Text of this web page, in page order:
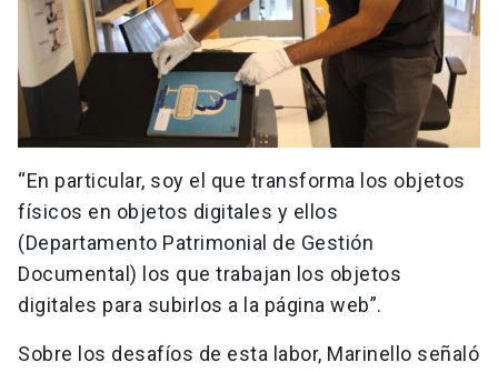
“En particular, soy el que transforma los objetos
físicos en objetos digitales y ellos
(Departamento Patrimonial de Gestión
Documental) los que trabajan los objetos
digitales para subirlos a la página web”.
Sobre los desafíos de esta labor, Marinello señaló